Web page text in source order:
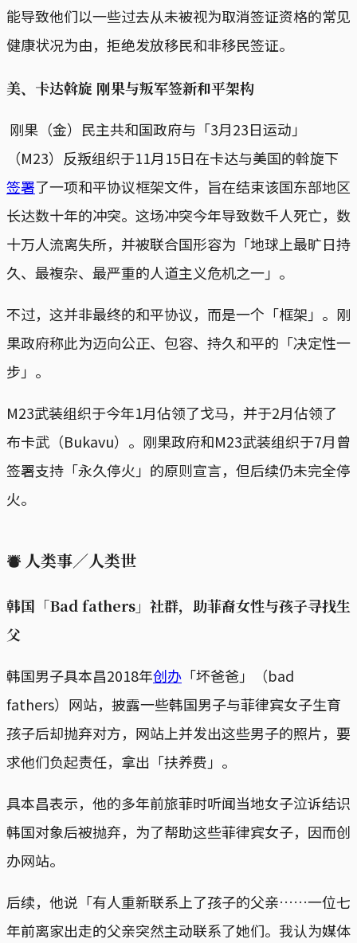
能导致他们以一些过去从未被视为取消签证资格的常见
健康状况为由，拒绝发放移民和非移民签证。
美、卡达斡旋 刚果与叛军签新和平架构
刚果（金）民主共和国政府与「3月23日运动」
（M23）反叛组织于11月15日在卡达与美国的斡旋下
签署了一项和平协议框架文件，旨在结束该国东部地区
长达数十年的冲突。这场冲突今年导致数千人死亡，数
十万人流离失所，并被联合国形容为「地球上最旷日持
久、最複杂、最严重的人道主义危机之一」。
不过，这并非最终的和平协议，而是一个「框架」。刚
果政府称此为迈向公正、包容、持久和平的「决定性一
步」。
M23武装组织于今年1月佔领了戈马，并于2月佔领了
布卡武（Bukavu）。刚果政府和M23武装组织于7月曾
签署支持「永久停火」的原则宣言，但后续仍未完全停
火。
⛇ 人类事／人类世
韩国「Bad fathers」社群，助菲裔女性与孩子寻找生
父
韩国男子具本昌2018年创办 「坏爸爸」（bad
fathers）网站，披露一些韩国男子与菲律宾女子生育
孩子后却抛弃对方，网站上并发出这些男子的照片，要
求他们负起责任，拿出「扶养费」。
具本昌表示，他的多年前旅菲时听闻当地女子泣诉结识
韩国对象后被抛弃，为了帮助这些菲律宾女子，因而创
办网站。
后续，他说「有人重新联系上了孩子的父亲……一位七
年前离家出走的父亲突然主动联系了她们。我认为媒体